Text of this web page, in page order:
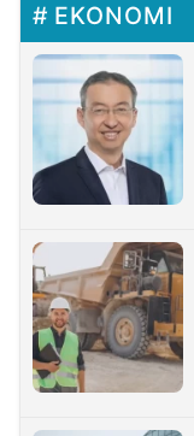
EKONOMI